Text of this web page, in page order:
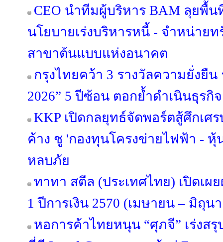
CEO นำทีมผู้บริหาร BAM ลุยพื้
นโยบายเร่งบริหารหนี้ - จำหน่าย
สาขาต้นแบบแห่งอนาคต
กรุงไทยคว้า 3 รางวัลความยั่งยืน
2026” 5 ปีซ้อน ตอกย้ำดำเนินธุรกิ
KKP เปิดกลยุทธ์จัดพอร์ตสู้ศึกเศ
ค้าง ชู 'กองทุนโครงข่ายไฟฟ้า - หุ้
หลบภัย
ทาทา สตีล (ประเทศไทย) เปิดเผ
1 ปีการเงิน 2570 (เมษายน – มิถุน
หอการค้าไทยหนุน “ศุภจี” เร่งส